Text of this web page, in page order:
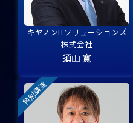
キヤノンITソリューションズ
株式会社
須山 寛
特別講演